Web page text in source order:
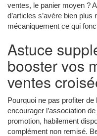
ventes, le panier moyen ?
d’articles s’avère bien
mécaniquement ce qui
Astuce
booster vos
ventes
Pourquoi ne pas profiter
encourager l’association
promotion, habilement
complément non remisé.